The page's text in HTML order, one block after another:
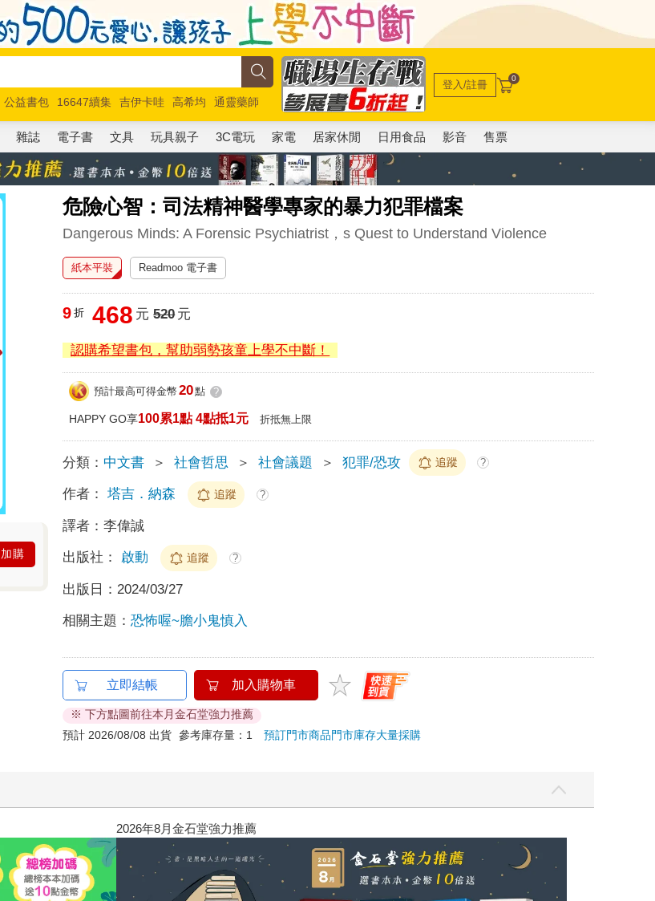
公益書包 16647續集 吉伊卡哇 高希均
通靈藥師
馬斯克 玩具總動員5 超慢跑
登入/註冊 0
雜誌 電子書 文具 玩具親子 3C電玩 家電 居家休閒 日用食品 影音 售票
危險心智：司法精神醫學專家的暴力犯罪檔案
Dangerous Minds: A Forensic Psychiatrist，s Quest to Understand Violence
加購
紙本平裝 Readmoo 電子書
9 折 468 元 520元
認購希望書包，幫助弱勢孩童上學不中斷！
預計最高可得金幣 20點 ?
HAPPY GO享100累1點 4點抵1元 折抵無上限
分類： 中文書 ＞ 社會哲思 ＞ 社會議題 ＞ 犯罪/恐攻 追蹤 ?
作者： 塔吉．納森 追蹤 ?
譯者：李偉誠
出版社： 啟動 追蹤 ?
出版日： 2024/03/27
相關主題：恐怖喔~膽小鬼慎入
立即結帳 加入購物車
※ 下方點圖前往本月金石堂強力推薦
預計 2026/08/08 出貨 參考庫存量：1預訂門市商品門市庫存大量採購
2026年8月金石堂強力推薦